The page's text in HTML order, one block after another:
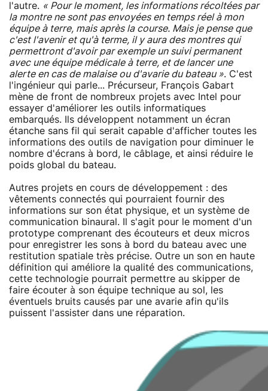
l'autre. « Pour le moment, les informations récoltées par
la montre ne sont pas envoyées en temps réel à mon
équipe à terre, mais après la course. Mais je pense que
c'est l'avenir et qu'à terme, il y aura des montres qui
permettront d'avoir par exemple un suivi permanent
avec une équipe médicale à terre, et de lancer une
alerte en cas de malaise ou d'avarie du bateau ». C'est
l'ingénieur qui parle... Précurseur, François Gabart
mène de front de nombreux projets avec Intel pour
essayer d'améliorer les outils informatiques
embarqués. Ils développent notamment un écran
étanche sans fil qui serait capable d'afficher toutes les
informations des outils de navigation pour diminuer le
nombre d'écrans à bord, le câblage, et ainsi réduire le
poids global du bateau.
Autres projets en cours de développement : des
vêtements connectés qui pourraient fournir des
informations sur son état physique, et un système de
communication binaural. Il s'agit pour le moment d'un
prototype comprenant des écouteurs et deux micros
pour enregistrer les sons à bord du bateau avec une
restitution spatiale très précise. Outre un son en haute
définition qui améliore la qualité des communications,
cette technologie pourrait permettre au skipper de
faire écouter à son équipe technique au sol, les
éventuels bruits causés par une avarie afin qu'ils
puissent l'assister dans une réparation.